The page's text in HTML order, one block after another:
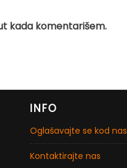
kada komentarišem.
INFO
Oglašavajte se kod nas
Kontaktirajte nas